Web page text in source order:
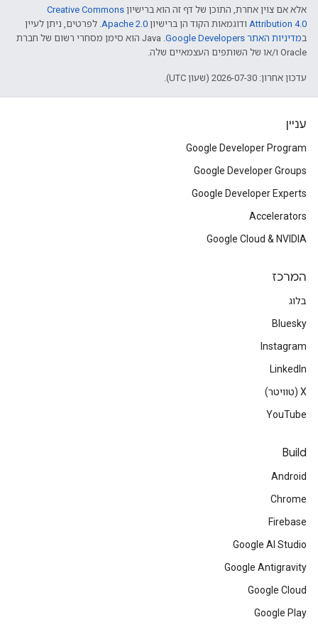
אלא אם צוין אחרת, התוכן של דף זה הוא ברישיון Creative Commons
Attribution 4.0 ודוגמאות הקוד הן ברישיון Apache 2.0 . לפרטים, ניתן לעיין
במדיניות האתר Google Developers‏
.‏ Java הוא סימן מסחרי רשום של חברת
Oracle ו/או של השותפים העצמאיים שלה.
עדכון אחרון: 2026-07-30 (שעון UTC).
עניין
Google Developer Program
Google Developer Groups
Google Developer Experts
Accelerators
Google Cloud & NVIDIA
המרכז
בלוג
Bluesky
Instagram
LinkedIn
‫X (טוויטר)
YouTube
Build
Android
Chrome
Firebase
Google AI Studio
Google Antigravity
Google Cloud
Google Play